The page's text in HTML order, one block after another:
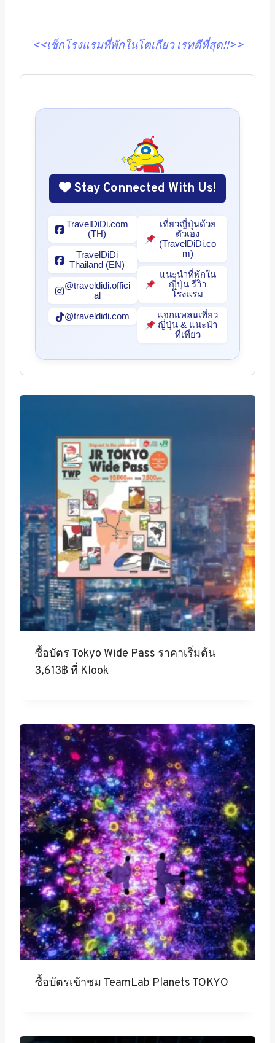
<<เช็กโรงแรมที่พักในโตเกียว เรทดีที่สุด!!>>
Stay Connected With Us!
TravelDiDi.com
(TH)
TravelDiDi
Thailand (EN)
@traveldidi.offici
al
@traveldidi.com
เที่ยวญี่ปุ่นด้วย
ตัวเอง
(TravelDiDi.co
m)
แนะนำที่พักใน
ญี่ปุ่น รีวิว
โรงแรม
แจกแพลนเที่ยว
ญี่ปุ่น & แนะนำ
ที่เที่ยว
ซื้อบัตร Tokyo Wide Pass ราคาเริ่มต้น
3,613฿ ที่ Klook
ซื้อบัตรเข้าชม TeamLab Planets TOKYO